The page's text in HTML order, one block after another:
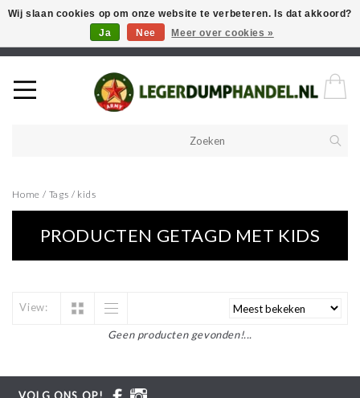
Welkom in onze webshop! Als u een product zoekt en deze niet kan
vinden in de webwinkel, neem vooral contact op!
Home / Tags / kids
PRODUCTEN GETAGD MET KIDS
View:
Geen producten gevonden!...
Wij slaan cookies op om onze website te verbeteren. Is dat akkoord?
Ja
Nee Meer over cookies »